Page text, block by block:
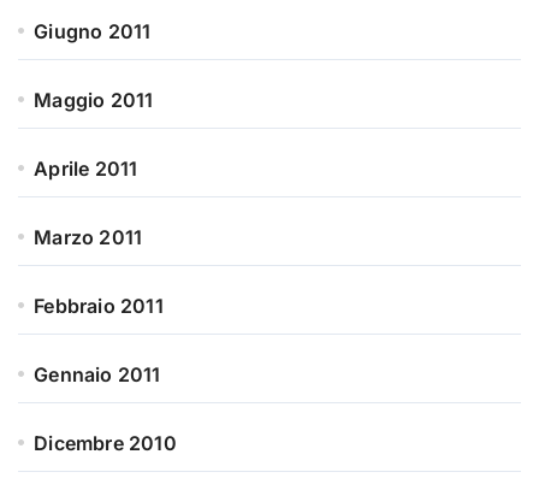
Giugno 2011
Maggio 2011
Aprile 2011
Marzo 2011
Febbraio 2011
Gennaio 2011
Dicembre 2010